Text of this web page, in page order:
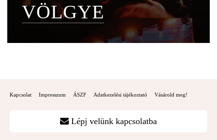
VÖLGYE
Kapcsolat Impresszum ÁSZF Adatkezelési tájékoztató Vásárold meg!
Lépj velünk kapcsolatba